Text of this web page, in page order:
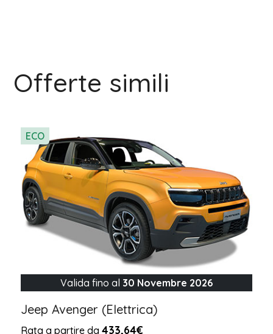
Offerte simili
ECO
Valida fino al 30 Novembre 2026
Jeep Avenger (Elettrica)
Rata a partire da433,64€